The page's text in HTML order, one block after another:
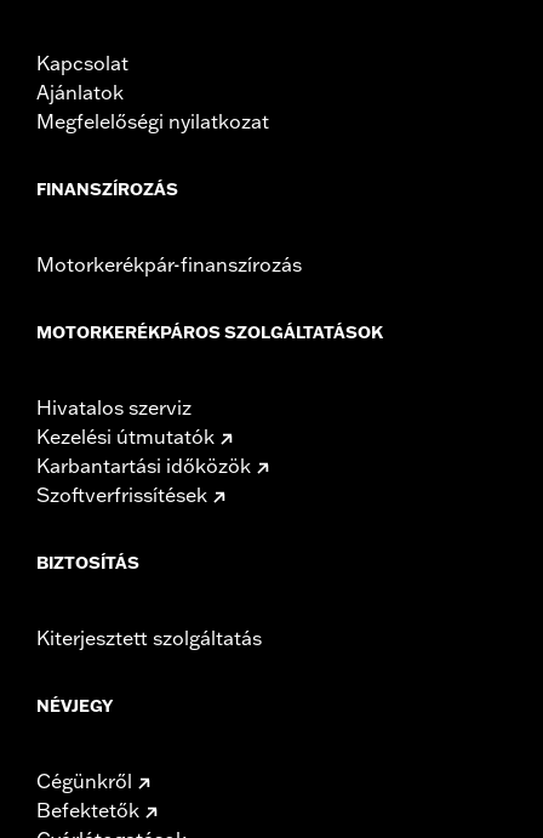
Kapcsolat
Ajánlatok
Megfelelőségi nyilatkozat
FINANSZÍROZÁS
Motorkerékpár-finanszírozás
MOTORKERÉKPÁROS SZOLGÁLTATÁSOK
Hivatalos szerviz
Kezelési útmutatók
Karbantartási időközök
Szoftverfrissítések
BIZTOSÍTÁS
Kiterjesztett szolgáltatás
NÉVJEGY
Cégünkről
Befektetők